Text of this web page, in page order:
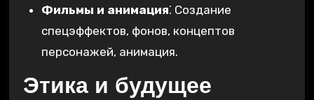
Фильмы и анимация⁚ Создание
спецэффектов, фонов, концептов
персонажей, анимация.
Этика и будущее